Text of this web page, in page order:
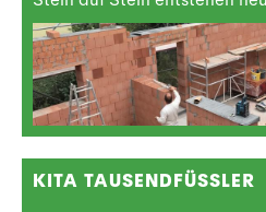
KITA TAUSENDFÜSSLER